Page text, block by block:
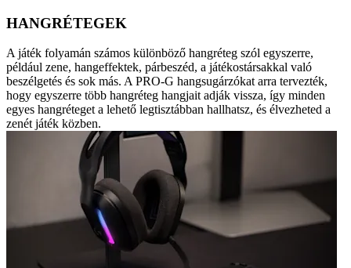
HANGRÉTEGEK
A játék folyamán számos különböző hangréteg szól egyszerre,
például zene, hangeffektek, párbeszéd, a játékostársakkal való
beszélgetés és sok más. A PRO-G hangsugárzókat arra tervezték,
hogy egyszerre több hangréteg hangjait adják vissza, így minden
egyes hangréteget a lehető legtisztábban hallhatsz, és élvezheted a
zenét játék közben.